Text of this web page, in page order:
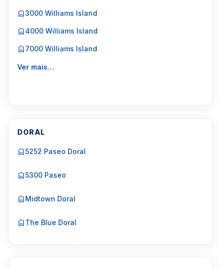
3000 Williams Island
4000 Williams Island
7000 Williams Island
Ver mais…
DORAL
5252 Paseo Doral
5300 Paseo
Midtown Doral
The Blue Doral